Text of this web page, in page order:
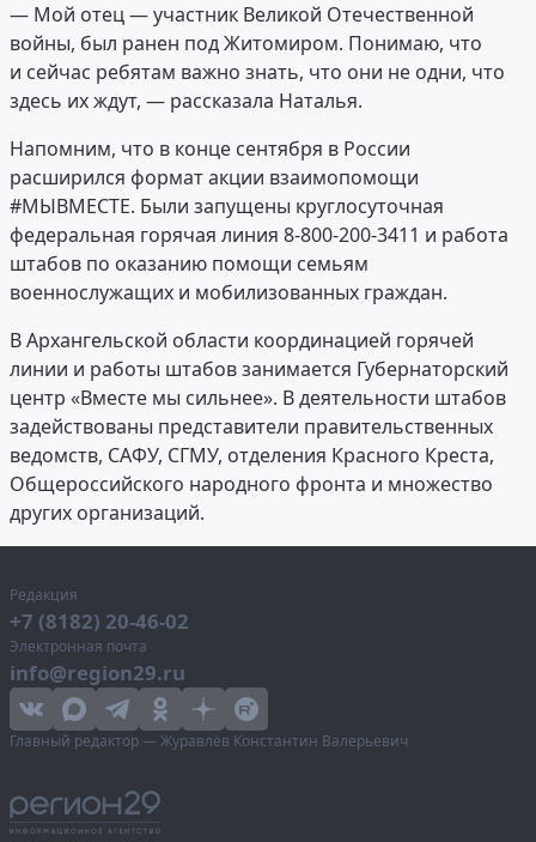
— Мой отец — участник Великой Отечественной
войны, был ранен под Житомиром. Понимаю, что
и сейчас ребятам важно знать, что они не одни, что
здесь их ждут, — рассказала Наталья.
Напомним, что в конце сентября в России
расширился формат акции взаимопомощи
#МЫВМЕСТЕ. Были запущены круглосуточная
федеральная горячая линия 8-800-200-3411 и работа
штабов по оказанию помощи семьям
военнослужащих и мобилизованных граждан.
В Архангельской области координацией горячей
линии и работы штабов занимается Губернаторский
центр «Вместе мы сильнее». В деятельности штабов
задействованы представители правительственных
ведомств, САФУ, СГМУ, отделения Красного Креста,
Общероссийского народного фронта и множество
других организаций.
Редакция
+7 (8182) 20-46-02
Электронная почта
info@region29.ru
Главный редактор — Журавлёв Константин Валерьевич